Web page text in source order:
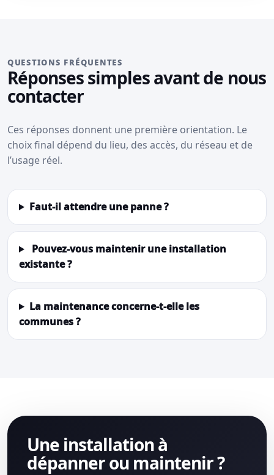
QUESTIONS FRÉQUENTES
Réponses simples avant de nous
contacter
Ces réponses donnent une première orientation. Le
choix final dépend du lieu, des accès, du réseau et de
l’usage réel.
Faut-il attendre une panne ?
Pouvez-vous maintenir une installation
existante ?
La maintenance concerne-t-elle les
communes ?
Une installation à
dépanner ou maintenir ?